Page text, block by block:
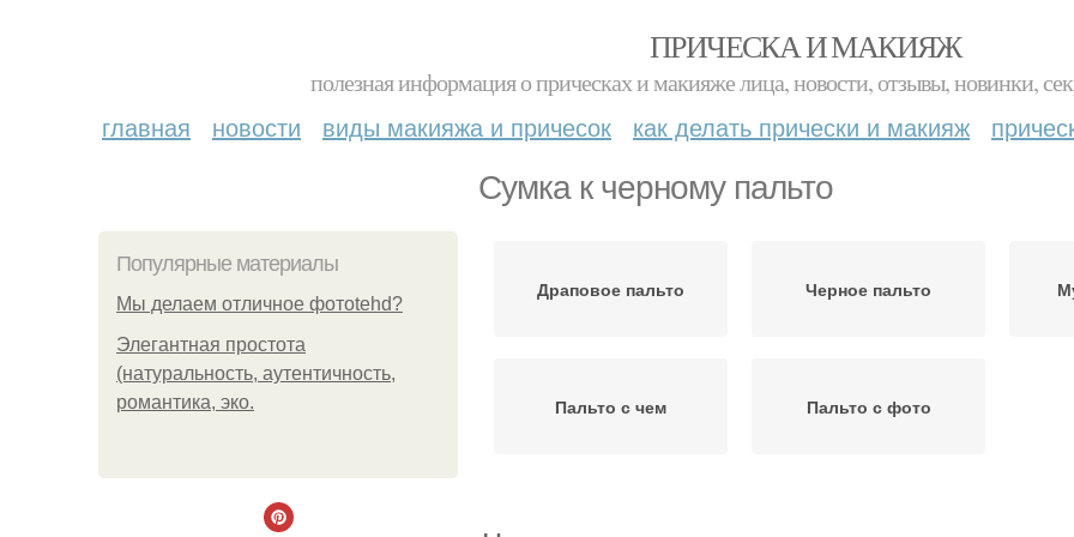
ПРИЧЕСКА И МАКИЯЖ
полезная информация о прическах и макияже лица, новости, отзывы, новинки,
главная новости виды макияжа и причесок как делать прически и макияж
Сумка к черному пальто
Популярные материалы
Мы делаем отличное фотоtehd?
Элегантная простота
(натуральность, аутентичность,
романтика, эко.
Драповое пальто Черное пальто
Пальто с чем Пальто с фото